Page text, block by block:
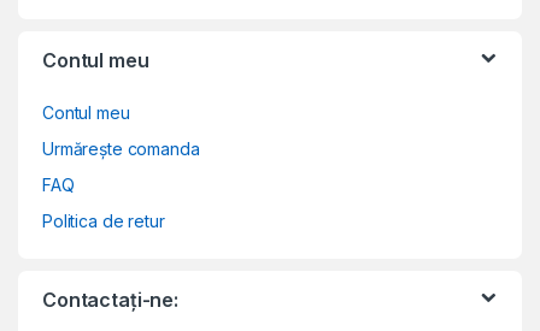
Contul meu
Contul meu
Urmărește comanda
FAQ
Politica de retur
Contactați-ne: